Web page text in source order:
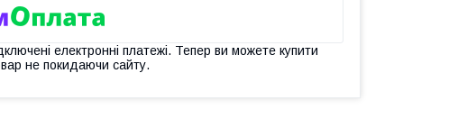
електронні платежі. Тепер ви можете купити
не покидаючи сайту.